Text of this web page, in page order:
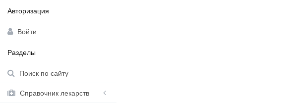
Авторизация
Войти
Разделы
Поиск по сайту
Справочник лекарств